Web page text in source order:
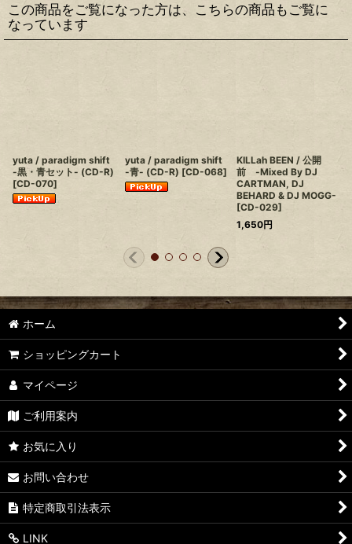
この商品をご覧になった方は、こちらの商品もご覧に
なっています
yuta / paradigm shift
-黒・青セット- (CD-R)
[CD-070]
yuta / paradigm shift
-青- (CD-R) [CD-068]
KILLah BEEN / 公開
前 -Mixed By DJ
CARTMAN, DJ
BEHARD & DJ MOGG-
[CD-029]
1,650円
ホーム
ショッピングカート
マイページ
ご利用案内
お気に入り
お問い合わせ
特定商取引法表示
LINK